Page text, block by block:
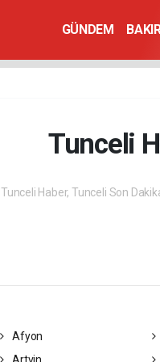
GÜNDEM
Tunceli
Tunceli Haber, Tunceli Son
Afyon